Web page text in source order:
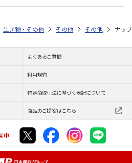
生き物・その他 その他 その他 ナッ
よくあるご質問
利用規約
特定商取引法に基づく表記について
商品のご提案はこちら
中